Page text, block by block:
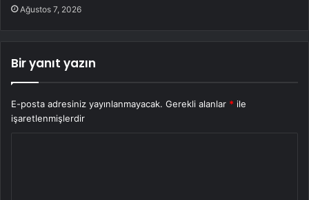
Ağustos 7, 2026
Bir yanıt yazın
E-posta adresiniz yayınlanmayacak. Gerekli alanlar * ile
işaretlenmişlerdir